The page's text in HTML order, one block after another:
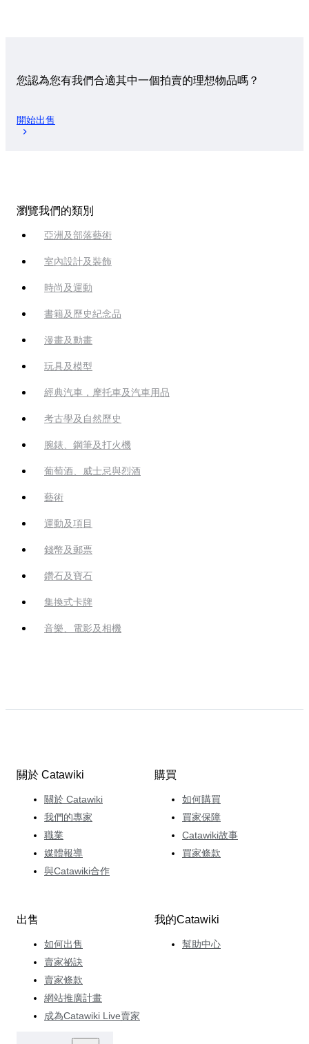
您認為您有我們合適其中一個拍賣的理想物品嗎？
開始出售
瀏覽我們的類別
亞洲及部落藝術
室內設計及裝飾
時尚及運動
書籍及歷史紀念品
漫畫及動畫
玩具及模型
經典汽車，摩托車及汽車用品
考古學及自然歷史
腕錶、鋼筆及打火機
葡萄酒、威士忌與烈酒
藝術
運動及項目
錢幣及郵票
鑽石及寶石
集換式卡牌
音樂、電影及相機
關於 Catawiki
關於 Catawiki
我們的專家
職業
媒體報導
與Catawiki合作
購買
如何購買
買家保障
Catawiki故事
買家條款
出售
如何出售
賣家祕訣
賣家條款
網站推廣計畫
成為Catawiki Live賣家
我的Catawiki
幫助中心